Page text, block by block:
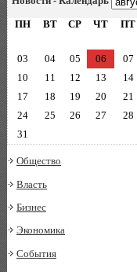
ПН
ВТ СР ЧТ ПТ
03
04 05 06 07
10
11 12 13 14
17
18 19 20 21
24
25 26 27 28
31
Общество
Власть
Бизнес
Экономика
События